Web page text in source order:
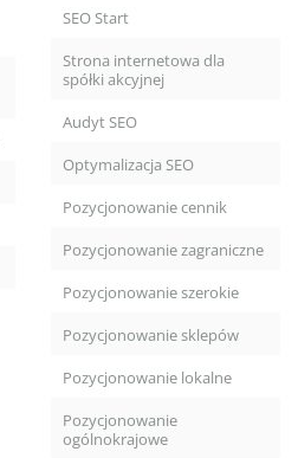
SEO Start
Strona internetowa dla
spółki akcyjnej
Audyt SEO
Optymalizacja SEO
Pozycjonowanie cennik
Pozycjonowanie zagraniczne
Pozycjonowanie szerokie
Pozycjonowanie sklepów
Pozycjonowanie lokalne
Pozycjonowanie
ogólnokrajowe